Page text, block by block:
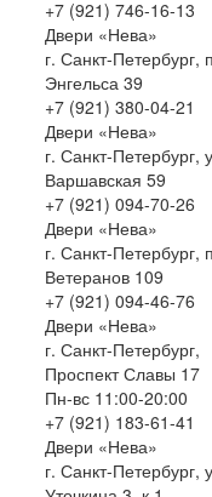
+7 (921) 746-16-13
Двери «Нева»
г. Санкт-Петербург,
Энгельса 39
+7 (921) 380-04-21
Двери «Нева»
г. Санкт-Петербург,
Варшавская 59
+7 (921) 094-70-26
Двери «Нева»
г. Санкт-Петербург,
Ветеранов 109
+7 (921) 094-46-76
Двери «Нева»
г. Санкт-Петербург,
Проспект Славы 17
Пн-вс 11:00-20:00
+7 (921) 183-61-41
Двери «Нева»
г. Санкт-Петербург,